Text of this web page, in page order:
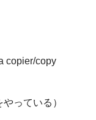
copier/copy
っている）